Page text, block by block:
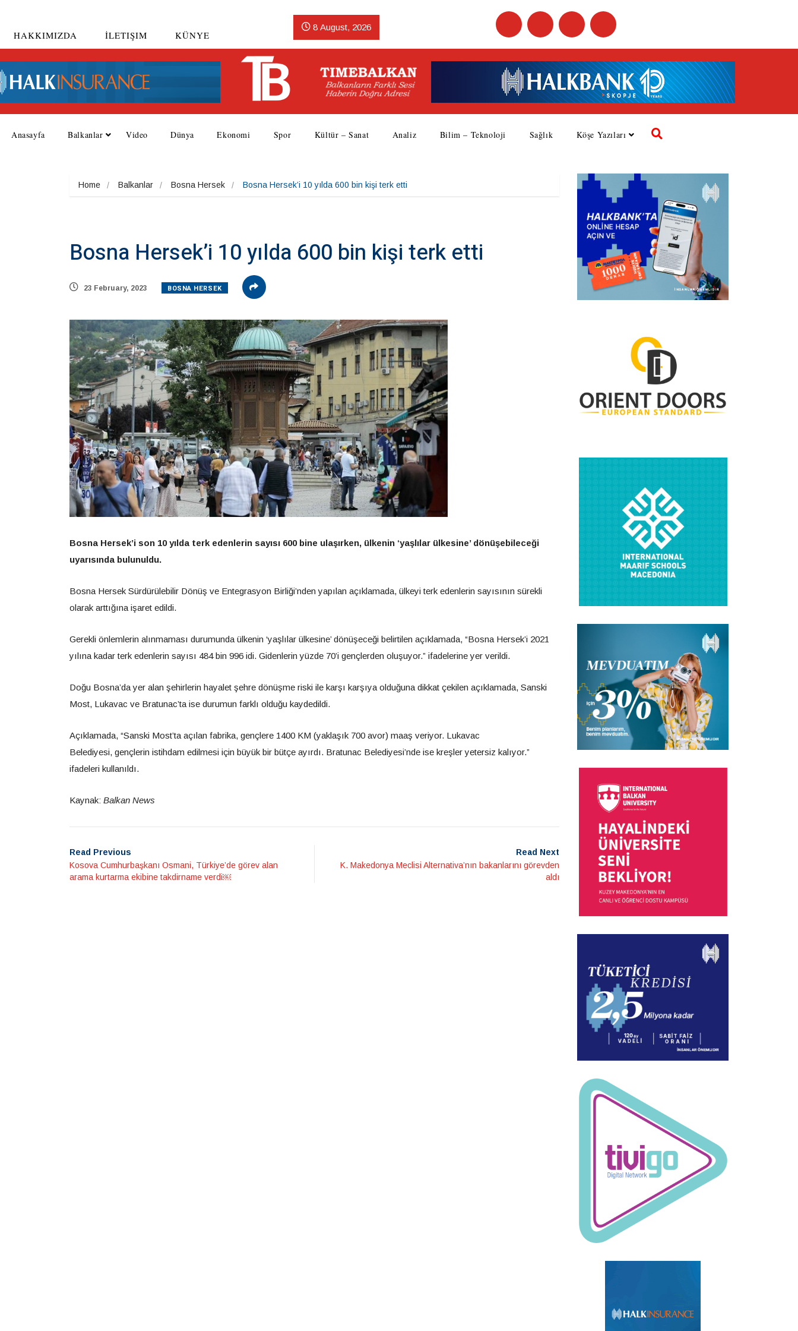
HAKKIMIZDA İLETIŞIM KÜNYE
8 August, 2026
Anasayfa Balkanlar Video Dünya Ekonomi Spor Kültür – Sanat Analiz Bilim – Teknoloji Sağlık Köşe Yazıları
Home Balkanlar Bosna Hersek Bosna Hersek’i 10 yılda 600 bin kişi terk etti
Bosna Hersek’i 10 yılda 600 bin kişi terk etti
23 February, 2023 BOSNA HERSEK
Bosna Hersek’i son 10 yılda terk edenlerin sayısı 600 bine ulaşırken, ülkenin ‘yaşlılar ülkesine’ dönüşebileceği
uyarısında bulunuldu.
Bosna Hersek Sürdürülebilir Dönüş ve Entegrasyon Birliği’nden yapılan açıklamada, ülkeyi terk edenlerin sayısının sürekli
olarak arttığına işaret edildi.
Gerekli önlemlerin alınmaması durumunda ülkenin ‘yaşlılar ülkesine’ dönüşeceği belirtilen açıklamada, “Bosna Hersek’i 2021
yılına kadar terk edenlerin sayısı 484 bin 996 idi. Gidenlerin yüzde 70’i gençlerden oluşuyor.” ifadelerine yer verildi.
Doğu Bosna’da yer alan şehirlerin hayalet şehre dönüşme riski ile karşı karşıya olduğuna dikkat çekilen açıklamada, Sanski
Most, Lukavac ve Bratunac’ta ise durumun farklı olduğu kaydedildi.
Açıklamada, “Sanski Most’ta açılan fabrika, gençlere 1400 KM (yaklaşık 700 avor) maaş veriyor. Lukavac
Belediyesi, gençlerin istihdam edilmesi için büyük bir bütçe ayırdı. Bratunac Belediyesi’nde ise kreşler yetersiz kalıyor.”
ifadeleri kullanıldı.
Kaynak: Balkan News
Read Previous
Kosova Cumhurbaşkanı Osmani, Türkiye’de görev alan
arama kurtarma ekibine takdirname verdi￼
Read Next
K. Makedonya Meclisi Alternativa’nın bakanlarını görevden
aldı